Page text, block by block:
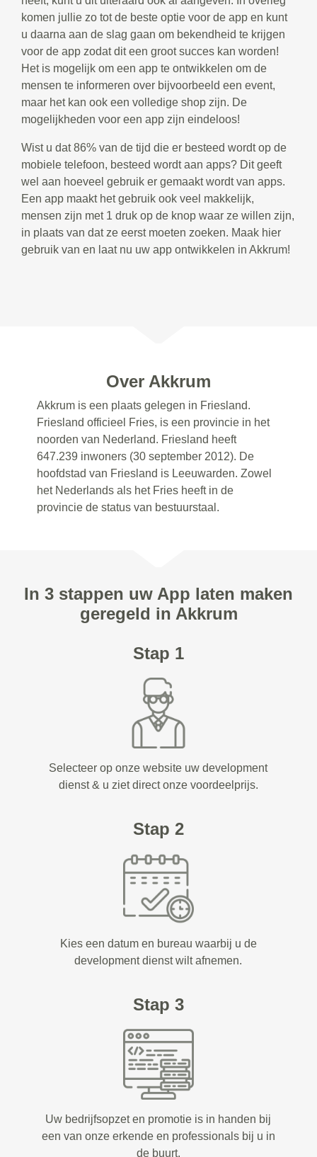
komen jullie zo tot de beste optie voor de app en kunt
u daarna aan de slag gaan om bekendheid te krijgen
voor de app zodat dit een groot succes kan worden!
Het is mogelijk om een app te ontwikkelen om de
mensen te informeren over bijvoorbeeld een event,
maar het kan ook een volledige shop zijn. De
mogelijkheden voor een app zijn eindeloos!
Wist u dat 86% van de tijd die er besteed wordt op de
mobiele telefoon, besteed wordt aan apps? Dit geeft
wel aan hoeveel gebruik er gemaakt wordt van apps.
Een app maakt het gebruik ook veel makkelijk,
mensen zijn met 1 druk op de knop waar ze willen zijn,
in plaats van dat ze eerst moeten zoeken. Maak hier
gebruik van en laat nu uw app ontwikkelen in Akkrum!
Over Akkrum
Akkrum is een plaats gelegen in Friesland.
Friesland officieel Fries, is een provincie in het
noorden van Nederland. Friesland heeft
647.239 inwoners (30 september 2012). De
hoofdstad van Friesland is Leeuwarden. Zowel
het Nederlands als het Fries heeft in de
provincie de status van bestuurstaal.
In 3 stappen uw App laten maken
geregeld in Akkrum
Stap 1
Selecteer op onze website uw development
dienst & u ziet direct onze voordeelprijs.
Stap 2
Kies een datum en bureau waarbij u de
development dienst wilt afnemen.
Stap 3
Uw bedrijfsopzet en promotie is in handen bij
een van onze erkende en professionals bij u in
de buurt.